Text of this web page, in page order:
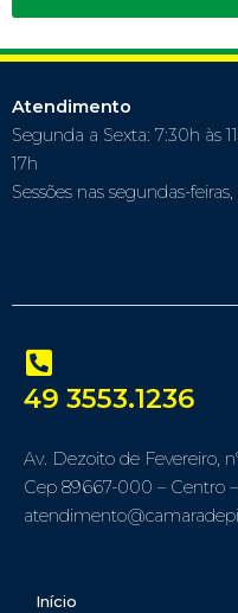
Atendimento
Segunda a Sexta: 7:30h às
17h
Sessões nas segundas-feiras,
49 3553.1236
Av. Dezoito de Fevereiro,
Cep 89667-000 – Centro
Início